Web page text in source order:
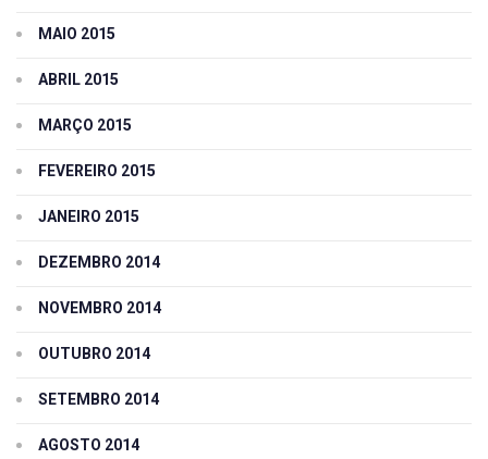
MAIO 2015
ABRIL 2015
MARÇO 2015
FEVEREIRO 2015
JANEIRO 2015
DEZEMBRO 2014
NOVEMBRO 2014
OUTUBRO 2014
SETEMBRO 2014
AGOSTO 2014